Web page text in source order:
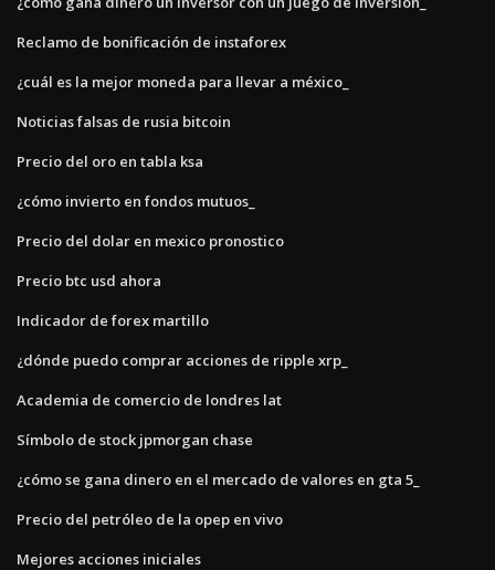
Reclamo de bonificación de instaforex
¿cuál es la mejor moneda para llevar a méxico_
Noticias falsas de rusia bitcoin
Precio del oro en tabla ksa
¿cómo invierto en fondos mutuos_
Precio del dolar en mexico pronostico
Precio btc usd ahora
Indicador de forex martillo
¿dónde puedo comprar acciones de ripple xrp_
Academia de comercio de londres lat
Símbolo de stock jpmorgan chase
¿cómo se gana dinero en el mercado de valores en gta 5_
Precio del petróleo de la opep en vivo
Mejores acciones iniciales